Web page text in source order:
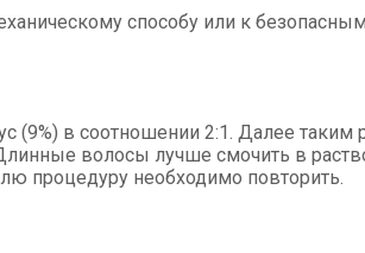
способу или к
(9%) в соотношении 2:1. Далее
волосы лучше смочить в
процедуру необходимо повторить.